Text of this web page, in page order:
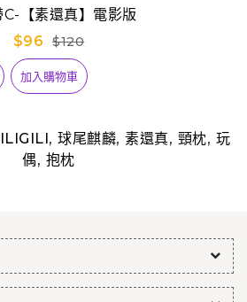
C-【素還真】電影版
$96
$120
加入購物車
, 球尾麒麟, 素還真, 頸枕, 玩
偶, 抱枕